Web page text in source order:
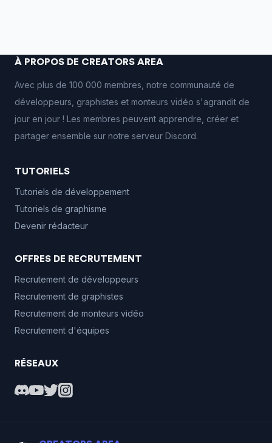
À PROPOS DE CREATORS AREA
Avec plus de 100 000 membres, notre communauté de
développeurs, graphistes et monteurs vidéo s'agrandit de
jour en jour ! Les membres peuvent apprendre, créer et
partager ensemble sur notre serveur Discord.
TUTORIELS
Tutoriels de développement
Tutoriels de graphisme
Devenir rédacteur
OFFRES DE RECRUTEMENT
Recrutement de développeurs
Recrutement de graphistes
Recrutement de monteurs vidéo
Recrutement d'équipes
RÉSEAUX